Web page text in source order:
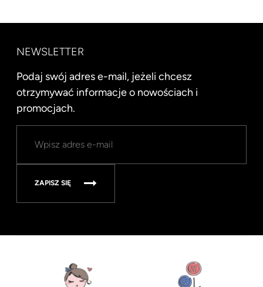
NEWSLETTER
Podaj swój adres e-mail, jeżeli chcesz
otrzymywać informacje o nowościach i
promocjach.
ZAPISZ SIĘ